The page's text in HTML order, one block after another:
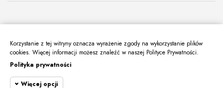
O Nas
Informacje
Korzystanie z tej witryny oznacza wyrażenie zgody na wykorzystanie plików
cookies. Więcej informacji możesz znaleźć w naszej Polityce Prywatności.
Polityka prywatności
Więcej opcji